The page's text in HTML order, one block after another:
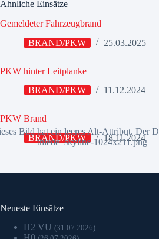
Ähnliche Einsätze
Gemeldeter Fahrzeugbrand
BRAND/PKW
25.03.2025
PKW hinter Leitplanke
BRAND/PKW
11.12.2024
PKW Brand
BRAND/PKW
18.11.2024
Neueste Einsätze
H2 VU (31.07.2026)